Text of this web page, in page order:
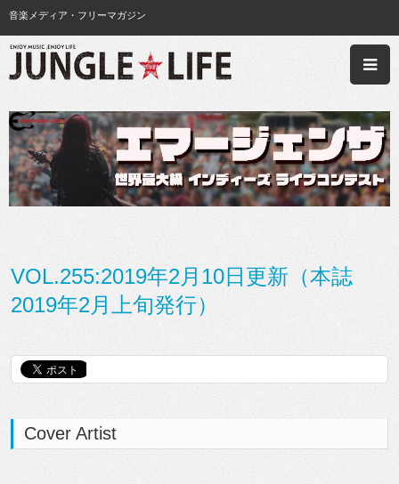
音楽メディア・フリーマガジン
VOL.255:2019年2月10日更新（本誌
2019年2月上旬発行）
Cover Artist